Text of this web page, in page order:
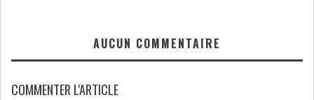
AUCUN COMMENTAIRE
COMMENTER L'ARTICLE